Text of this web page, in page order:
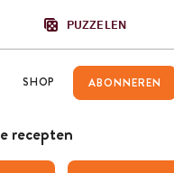
PUZZELEN
SHOP ABONNEREN
recepten